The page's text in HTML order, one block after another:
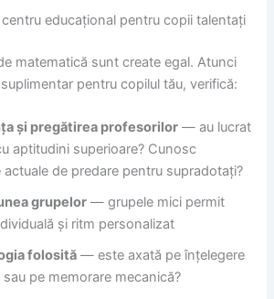
educațional pentru copii talentați
matematică sunt create egal. Atunci
pentru copilul tău, verifică:
și pregătirea profesorilor — au lucrat
aptitudini superioare? Cunosc
actuale de predare pentru supradotați?
grupelor — grupele mici permit
și ritm personalizat
folosită — este axată pe înțelegere
pe memorare mecanică?